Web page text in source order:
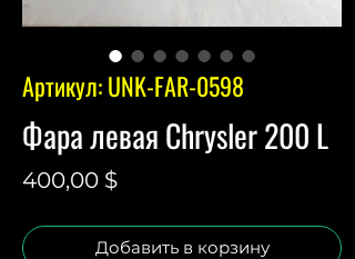
Артикул: UNK-FAR-0598
Фара левая Chrysler 200 L
400,00 $Цена
Добавить в корзину